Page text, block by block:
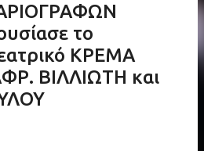
το
ΚΡΕΜΑ
ΒΙΛΛΙΩΤΗ και